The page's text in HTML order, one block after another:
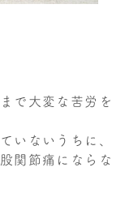
で大変な苦労を
いないうちに、
関節痛にならな